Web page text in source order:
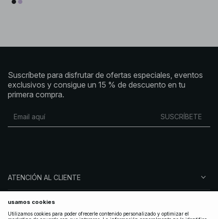
Suscríbete para disfrutar de ofertas especiales, eventos
exclusivos y consigue un 15 % de descuento en tu
primera compra.
SUSCRÍBETE
ATENCIÓN AL CLIENTE
SOBRE NA-KD